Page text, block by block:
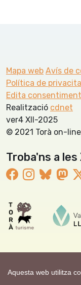
Aquesta web utilitza
Mapa web Avís de
Política de
Edita
Realització cdnet
ver4 XII-2025
© 2021 Torà on-
Troba'ns a les